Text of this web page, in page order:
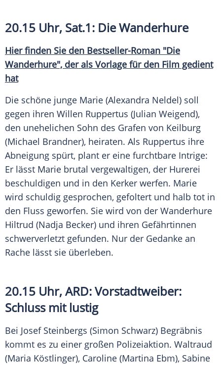
20.15 Uhr, Sat.1: Die Wanderhure
Hier finden Sie den Bestseller-Roman "Die
Wanderhure", der als Vorlage für den Film gedient
hat
Die schöne junge Marie (Alexandra Neldel) soll
gegen ihren Willen Ruppertus (Julian Weigend),
den unehelichen Sohn des Grafen von Keilburg
(Michael Brandner), heiraten. Als Ruppertus ihre
Abneigung spürt, plant er eine furchtbare Intrige:
Er lässt Marie brutal vergewaltigen, der Hurerei
beschuldigen und in den Kerker werfen. Marie
wird schuldig gesprochen, gefoltert und halb tot in
den Fluss geworfen. Sie wird von der Wanderhure
Hiltrud (Nadja Becker) und ihren Gefährtinnen
schwerverletzt gefunden. Nur der Gedanke an
Rache lässt sie überleben.
20.15 Uhr,ARD: Vorstadtweiber:
Schluss mit lustig
Bei Josef Steinbergs (Simon Schwarz) Begräbnis
kommt es zu einer großen Polizeiaktion. Waltraud
(Maria Köstlinger), Caroline (Martina Ebm), Sabine